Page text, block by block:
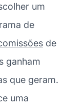
um
de
de
ganham
que geram.
uma